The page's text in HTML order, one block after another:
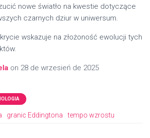
nowe światło na kwestie dotyczące
czarnych dziur w uniwersum.
wskazuje na złożoność ewolucji tych
on 28 de wrzesień de 2025
granic Eddingtona tempo wzrostu